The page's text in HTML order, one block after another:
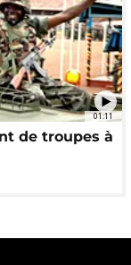
01:11
de troupes à